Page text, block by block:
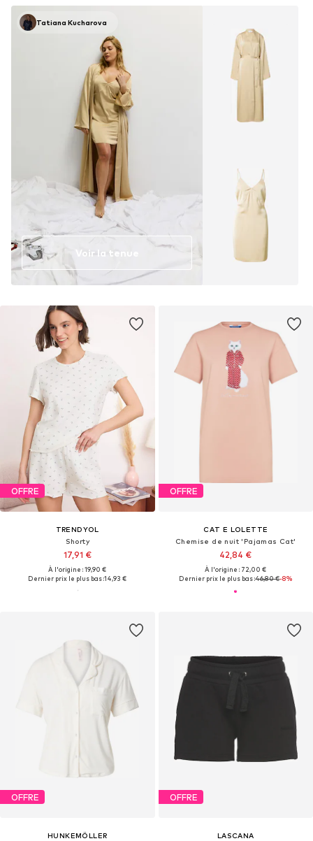
OFFRE
TRENDYOL
Shorty
17,91 €
À l'origine : 19,90 €
Dernier prix le plus bas :14,93 €
Tatiana Kucharova
Voir la tenue
OFFRE
CAT E LOLETTE
Chemise de nuit 'Pajamas Cat'
42,84 €
À l'origine : 72,00 €
Dernier prix le plus bas :46,80 €-8%
OFFRE
HUNKEMÖLLER
OFFRE
LASCANA